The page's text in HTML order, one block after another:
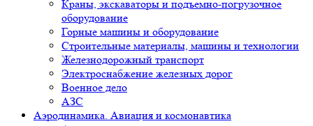
Краны, экскаваторы и подъемно-погрузочное
оборудование
Горные машины и оборудование
Строительные материалы, машины и технологии
Железнодорожный транспорт
Электроснабжение железных дорог
Военное дело
АЗС
Аэродинамика. Авиация и космонавтика